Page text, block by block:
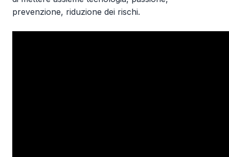
prevenzione, riduzione dei rischi.